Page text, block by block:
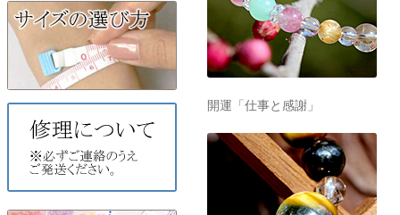
開運「仕事と感謝」